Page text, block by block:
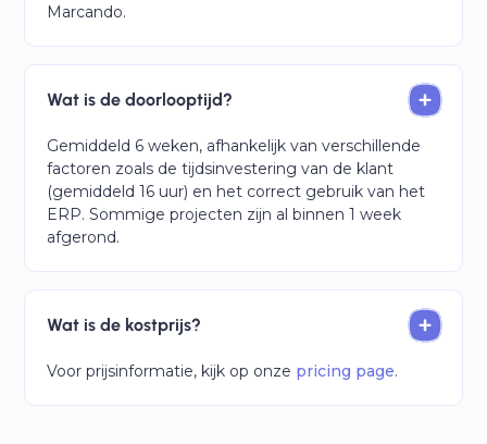
Marcando.
Wat is de doorlooptijd?
Gemiddeld 6 weken, afhankelijk van verschillende
factoren zoals de tijdsinvestering van de klant
(gemiddeld 16 uur) en het correct gebruik van het
ERP. Sommige projecten zijn al binnen 1 week
afgerond.
Wat is de kostprijs?
Voor prijsinformatie, kijk op onze pricing page.